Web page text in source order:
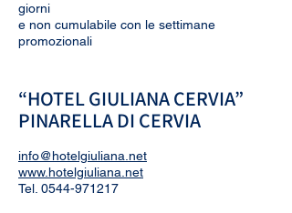
giorni
e non cumulabile con le settimane
promozionali
“HOTEL GIULIANA CERVIA”
PINARELLA DI CERVIA
info@hotelgiuliana.net
www.hotelgiuliana.net
Tel. 0544-971217